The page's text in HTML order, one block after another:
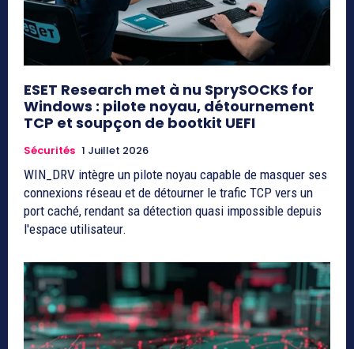
ESET Research met à nu SprySOCKS for
Windows : pilote noyau, détournement
TCP et soupçon de bootkit UEFI
Sécurités 1 Juillet 2026
WIN_DRV intègre un pilote noyau capable de masquer ses
connexions réseau et de détourner le trafic TCP vers un
port caché, rendant sa détection quasi impossible depuis
l'espace utilisateur.